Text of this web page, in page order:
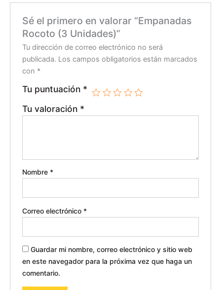
Sé el primero en valorar “Empanadas
Rocoto (3 Unidades)”
Tu dirección de correo electrónico no será
publicada. Los campos obligatorios están marcados
con *
Tu puntuación *
Tu valoración *
Nombre *
Correo electrónico *
Guardar mi nombre, correo electrónico y sitio web
en este navegador para la próxima vez que haga un
comentario.